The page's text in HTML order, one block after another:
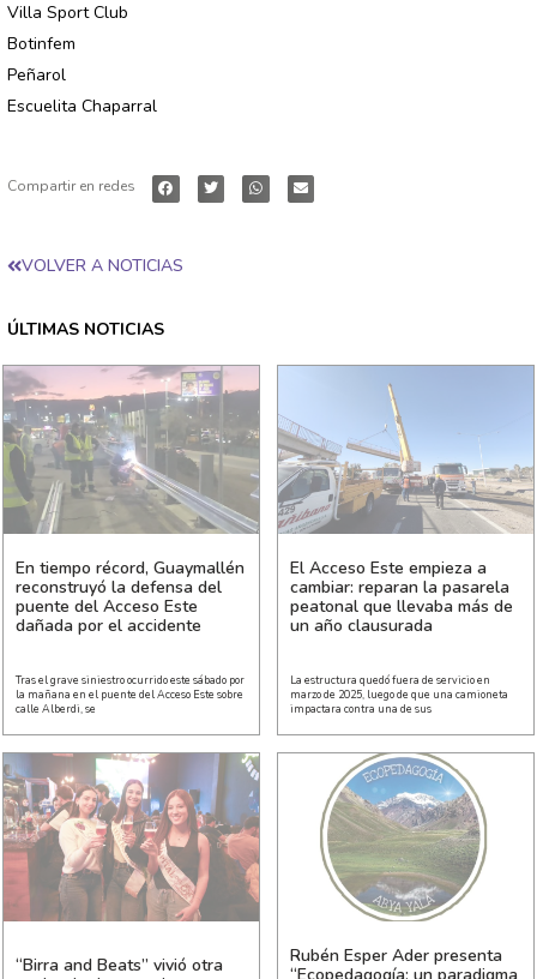
Villa Sport Club
Botinfem
Peñarol
Escuelita Chaparral
Compartir en redes
VOLVER A NOTICIAS
ÚLTIMAS NOTICIAS
En tiempo récord, Guaymallén
reconstruyó la defensa del
puente del Acceso Este
dañada por el accidente
Tras el grave siniestro ocurrido este sábado por
la mañana en el puente del Acceso Este sobre
calle Alberdi, se
El Acceso Este empieza a
cambiar: reparan la pasarela
peatonal que llevaba más de
un año clausurada
La estructura quedó fuera de servicio en
marzo de 2025, luego de que una camioneta
impactara contra una de sus
“Birra and Beats” vivió otra
Rubén Esper Ader presenta
“Ecopedagogía: un paradigma